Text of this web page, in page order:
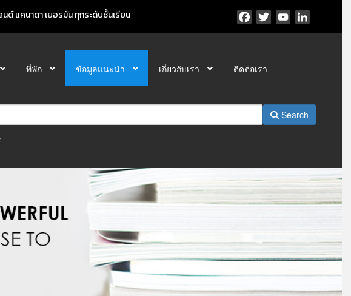
ด์ แคนาดา เยอรมัน ทุกระดับชั้นเรียน
Facebook
TwitterYouTubeLinkedIn
ที่พัก ข้อมูลแนะนำ เกี่ยวกับเรา
ติดต่อเรา
Search